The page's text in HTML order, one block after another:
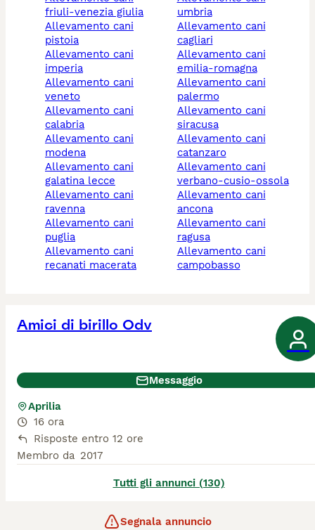
friuli-venezia giulia
allevamento cani
pistoia
allevamento cani
imperia
allevamento cani
veneto
allevamento cani
calabria
allevamento cani
modena
allevamento cani
galatina lecce
allevamento cani
ravenna
allevamento cani
puglia
allevamento cani
recanati macerata
umbria
allevamento cani
cagliari
allevamento cani
emilia-romagna
allevamento cani
palermo
allevamento cani
siracusa
allevamento cani
catanzaro
allevamento cani
verbano-cusio-ossola
allevamento cani
ancona
allevamento cani
ragusa
allevamento cani
campobasso
Amici di birillo Odv
Messaggio
Aprilia
16 ora
Risposte entro 12 ore
Membro da 2017
Tutti gli annunci (130)
Segnala annuncio